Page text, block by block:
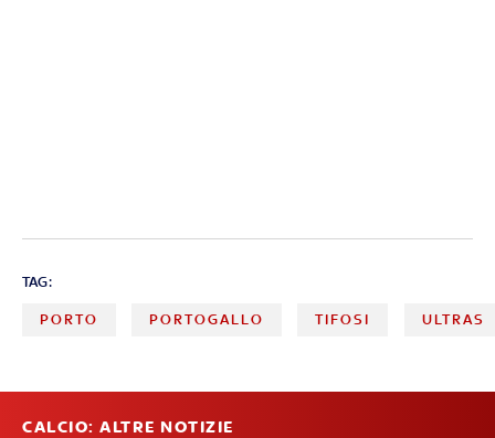
TAG:
PORTO PORTOGALLO TIFOSI ULTRAS
CALCIO: ALTRE NOTIZIE